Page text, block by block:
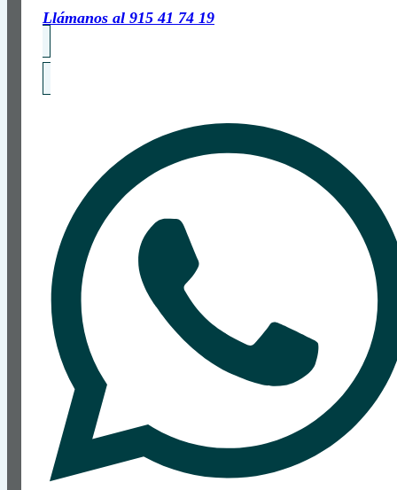
Llámanos al 915 41 74 19